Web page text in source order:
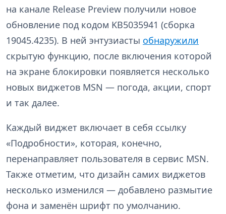
на канале Release Preview получили новое
обновление под кодом KB5035941 (сборка
19045.4235). В ней энтузиасты обнаружили
скрытую функцию, после включения которой
на экране блокировки появляется несколько
новых виджетов MSN — погода, акции, спорт
и так далее.
Каждый виджет включает в себя ссылку
«Подробности», которая, конечно,
перенаправляет пользователя в сервис MSN.
Также отметим, что дизайн самих виджетов
несколько изменился — добавлено размытие
фона и заменён шрифт по умолчанию.